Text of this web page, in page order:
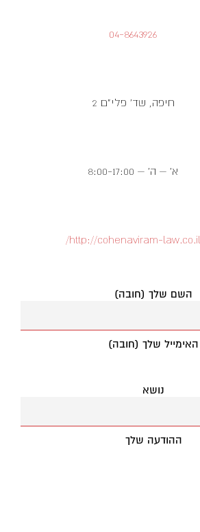
04-8643926
חיפה, שד' פלי"ם 2
א' – ה' – 8:00-17:00
http://cohenaviram-law.co.il/
השם שלך (חובה)
האימייל שלך (חובה)
נושא
ההודעה שלך